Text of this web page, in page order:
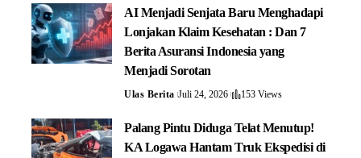
AI Menjadi Senjata Baru Menghadapi
Lonjakan Klaim Kesehatan : Dan 7
Berita Asuransi Indonesia yang
Menjadi Sorotan
Ulas Berita Juli 24, 2026 153 Views
Palang Pintu Diduga Telat Menutup!
KA Logawa Hantam Truk Ekspedisi di